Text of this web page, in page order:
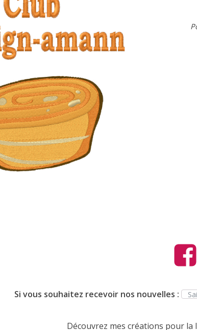
Si vous souhaitez recevoir nos nouvelles :
Découvrez mes créations pour la